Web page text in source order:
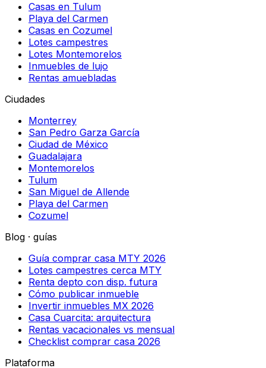
Casas en Tulum
Playa del Carmen
Casas en Cozumel
Lotes campestres
Lotes Montemorelos
Inmuebles de lujo
Rentas amuebladas
Ciudades
Monterrey
San Pedro Garza García
Ciudad de México
Guadalajara
Montemorelos
Tulum
San Miguel de Allende
Playa del Carmen
Cozumel
Blog · guías
Guía comprar casa MTY 2026
Lotes campestres cerca MTY
Renta depto con disp. futura
Cómo publicar inmueble
Invertir inmuebles MX 2026
Casa Cuarcita: arquitectura
Rentas vacacionales vs mensual
Checklist comprar casa 2026
Plataforma